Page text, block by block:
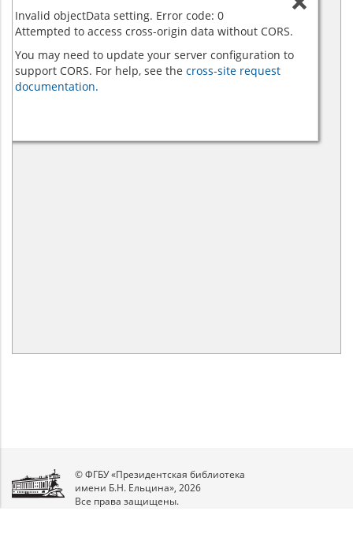
Invalid objectData setting. Error code: 0
Attempted to access cross-origin data without CORS.
You may need to update your server configuration to
support CORS. For help, see the cross-site request
documentation.
© ФГБУ «Президентская библиотека
имени Б.Н. Ельцина», 2026
Все права защищены.